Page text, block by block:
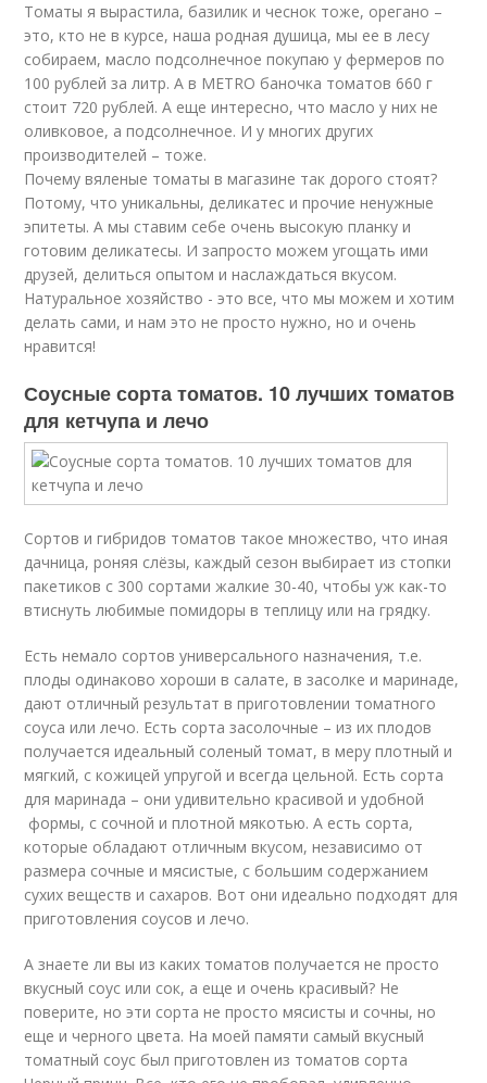
Томаты я вырастила, базилик и чеснок тоже, орегано –
это, кто не в курсе, наша родная душица, мы ее в лесу
собираем, масло подсолнечное покупаю у фермеров по
100 рублей за литр. А в METRO баночка томатов 660 г
стоит 720 рублей. А еще интересно, что масло у них не
оливковое, а подсолнечное. И у многих других
производителей – тоже.
Почему вяленые томаты в магазине так дорого стоят?
Потому, что уникальны, деликатес и прочие ненужные
эпитеты. А мы ставим себе очень высокую планку и
готовим деликатесы. И запросто можем угощать ими
друзей, делиться опытом и наслаждаться вкусом.
Натуральное хозяйство - это все, что мы можем и хотим
делать сами, и нам это не просто нужно, но и очень
нравится!
Соусные сорта томатов. 10 лучших томатов
для кетчупа и лечо
Сортов и гибридов томатов такое множество, что иная
дачница, роняя слёзы, каждый сезон выбирает из стопки
пакетиков с 300 сортами жалкие 30-40, чтобы уж как-то
втиснуть любимые помидоры в теплицу или на грядку.
Есть немало сортов универсального назначения, т.е.
плоды одинаково хороши в салате, в засолке и маринаде,
дают отличный результат в приготовлении томатного
соуса или лечо. Есть сорта засолочные – из их плодов
получается идеальный соленый томат, в меру плотный и
мягкий, с кожицей упругой и всегда цельной. Есть сорта
для маринада – они удивительно красивой и удобной
формы, с сочной и плотной мякотью. А есть сорта,
которые обладают отличным вкусом, независимо от
размера сочные и мясистые, с большим содержанием
сухих веществ и сахаров. Вот они идеально подходят для
приготовления соусов и лечо.
А знаете ли вы из каких томатов получается не просто
вкусный соус или сок, а еще и очень красивый? Не
поверите, но эти сорта не просто мясисты и сочны, но
еще и черного цвета. На моей памяти самый вкусный
томатный соус был приготовлен из томатов сорта